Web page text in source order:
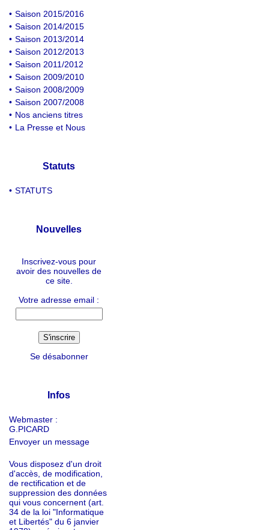
• Saison 2015/2016
• Saison 2014/2015
• Saison 2013/2014
• Saison 2012/2013
• Saison 2011/2012
• Saison 2009/2010
• Saison 2008/2009
• Saison 2007/2008
• Nos anciens titres
• La Presse et Nous
Statuts
• STATUTS
Nouvelles
Inscrivez-vous pour
avoir des nouvelles de
ce site.
Votre adresse email :
Se désabonner
Infos
Webmaster :
G.PICARD
Envoyer un message
Vous disposez d'un droit
d'accès, de modification,
de rectification et de
suppression des données
qui vous concernent (art.
34 de la loi "Informatique
et Libertés" du 6 janvier